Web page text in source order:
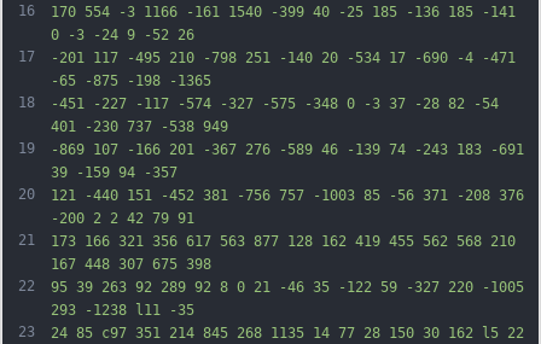
16
17
18
19
20
21
22
23
170 554 -3 1166 -161 1540 -399 40 -25 185 -136 185 -141
0 -3 -24 9 -52 26
-201 117 -495 210 -798 251 -140 20 -534 17 -690 -4 -471
-65 -875 -198 -1365
-451 -227 -117 -574 -327 -575 -348 0 -3 37 -28 82 -54
401 -230 737 -538 949
-869 107 -166 201 -367 276 -589 46 -139 74 -243 183 -691
39 -159 94 -357
121 -440 151 -452 381 -756 757 -1003 85 -56 371 -208 376
-200 2 2 42 79 91
173 166 321 356 617 563 877 128 162 419 455 562 568 210
167 448 307 675 398
95 39 263 92 289 92 8 0 21 -46 35 -122 59 -327 220 -1005
293 -1238 l11 -35
24 85 c97 351 214 845 268 1135 14 77 28 150 30 162 l5 22